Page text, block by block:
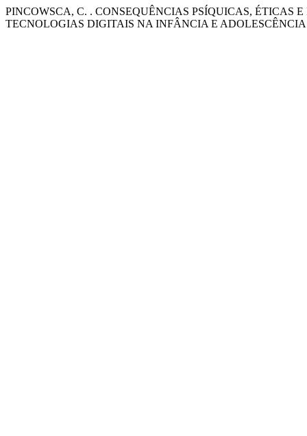
PINCOWSCA, C. . CONSEQUÊNCIAS PSÍQUICAS, ÉTICAS
TECNOLOGIAS DIGITAIS NA INFÂNCIA E